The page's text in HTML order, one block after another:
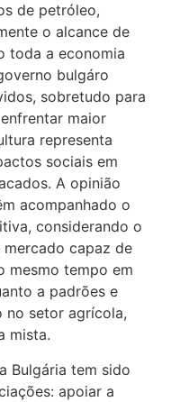
de petróleo,
o alcance de
toda a economia
bulgáro
sobretudo para
maior
representa
sociais em
A opinião
acompanhado o
considerando o
capaz de
mesmo tempo em
a padrões e
no setor agrícola,
mista.
Bulgária tem sido
apoiar a